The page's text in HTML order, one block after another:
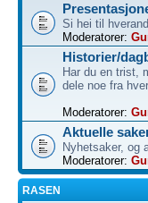
Si hei til
Moderatorer:
Historier/
Har du en trist,
dele noe fra
Moderatorer:
Aktuelle
Nyhetsaker, og
Moderatorer:
RASEN